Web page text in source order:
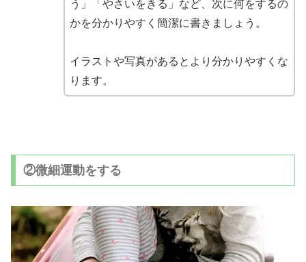
う」「やさいをきる」など、次に何をするの
かを分かりやすく簡潔に書きましょう。
イラストや写真があるとより分かりやすくな
ります。
②微細運動をする